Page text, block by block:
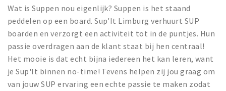
Uitjes & activiteiten
Toeristische routes
Natuurgebieden
Baroniepoorten
Sport
Wat is Suppen nou eigenlijk? Suppen is het staand
peddelen op een board. Sup'It Limburg verhuurt SUP
boarden en verzorgt een activiteit tot in de puntjes. Hun
passie overdragen aan de klant staat bij hen centraal!
Het mooie is dat echt bijna iedereen het kan leren, want
je Sup'It binnen no-time! Tevens helpen zij jou graag om
van jouw SUP ervaring een echte passie te maken zodat